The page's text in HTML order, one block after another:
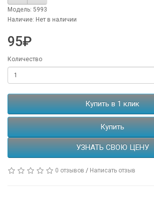
Модель: 5993
Наличие: Нет в наличии
95₽
Количество
Купить в 1 клик
Купить
УЗНАТЬ СВОЮ ЦЕНУ
0 отзывов / Написать отзыв